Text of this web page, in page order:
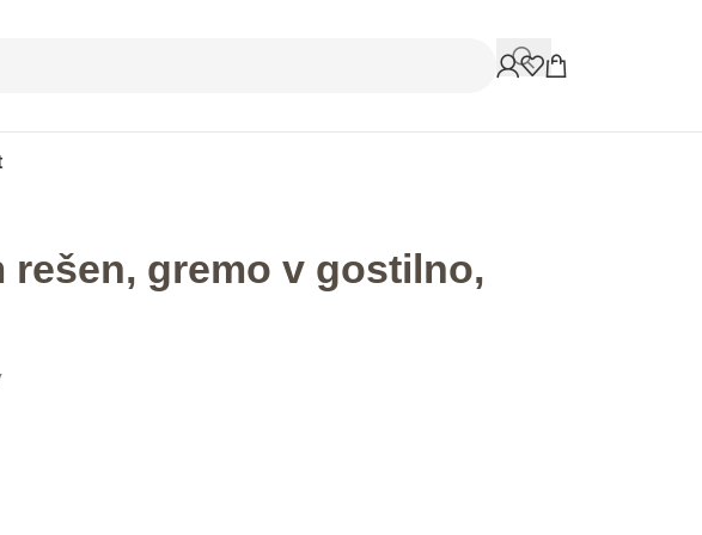
rešen, gremo v gostilno,